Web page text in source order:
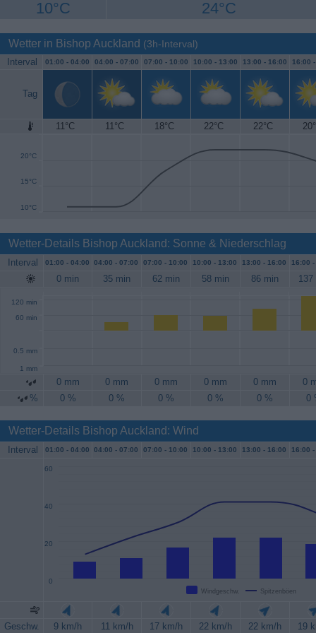
10°C 24°C
Wetter in Bishop Auckland (3h-Interval)
Interval 01:00 - 04:00 04:00 - 07:00 07:00 - 10:00 10:00 - 13:00 13:00 - 16:00 16:00
Tag
11°C 11°C 18°C 22°C 22°C
10°C
15°C
20°C
25°C
Wetter-Details Bishop Auckland: Sonne & Niederschlag
Interval 01:00 - 04:00 04:00 - 07:00 07:00 - 10:00 10:00 - 13:00 13:00 - 16:00 16:00 -
0 min 35 min 62 min 58 min 86 min 137
60 min
120 min
0.5 mm
1 mm
0 mm 0 mm 0 mm 0 mm 0 mm
0
%
0 % 0 % 0 % 0 % 0 % 0
Wetter-Details Bishop Auckland: Wind
Interval 01:00 - 04:00 04:00 - 07:00 07:00 - 10:00 10:00 - 13:00 13:00 - 16:00 16:00 -
Windgeschw. Spitzenböen
0
20
40
60
Geschw. 9 km/h 11 km/h 17 km/h 22 km/h 22 km/h
19